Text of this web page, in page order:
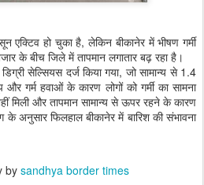
एक्टिव हो चुका है, लेकिन बीकानेर में भीषण गर्मी
के बीच जिले में तापमान लगातार बढ़ रहा है।
सेल्सियस दर्ज किया गया, जो सामान्य से 1.4
गर्म हवाओं के कारण लोगों को गर्मी का सामना
मिली और तापमान सामान्य से ऊपर रहने के कारण
के अनुसार फिलहाल बीकानेर में बारिश की संभावना
by sandhya border times